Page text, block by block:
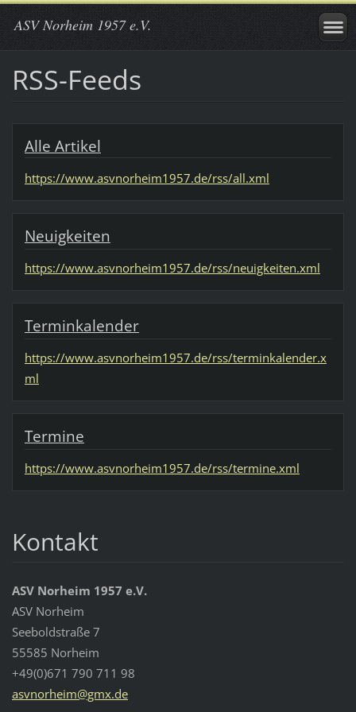
ASV Norheim 1957 e.V.
RSS-Feeds
Alle Artikel
https://www.asvnorheim1957.de/rss/all.xml
Neuigkeiten
https://www.asvnorheim1957.de/rss/neuigkeiten.xml
Terminkalender
https://www.asvnorheim1957.de/rss/terminkalender.x
ml
Termine
https://www.asvnorheim1957.de/rss/termine.xml
Kontakt
ASV Norheim 1957 e.V.
ASV Norheim
Seeboldstraße 7
55585 Norheim
+49(0)671 790 711 98
asvnorheim@gmx.de